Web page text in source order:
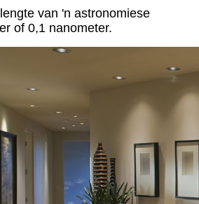
van 'n astronomiese
of 0,1 nanometer.